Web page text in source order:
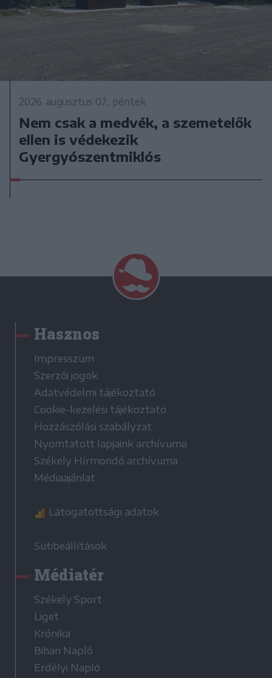
2026. augusztus 07., péntek
Nem csak a medvék, a szemetelők
ellen is védekezik
Gyergyószentmiklós
Hasznos
Impresszum
Szerzői jogok
Adatvédelmi tájékoztató
Cookie-kezelési tájékoztató
Hozzászólási szabályzat
Nyomtatott lapjaink archívuma
Székely Hírmondó archívuma
Médiaajánlat
Látogatottsági adatok
Sütibeállítások
Médiatér
Székely Sport
Liget
Krónika
Bihari Napló
Erdélyi Napló